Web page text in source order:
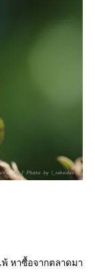
หาซื้อจากตลาดมา